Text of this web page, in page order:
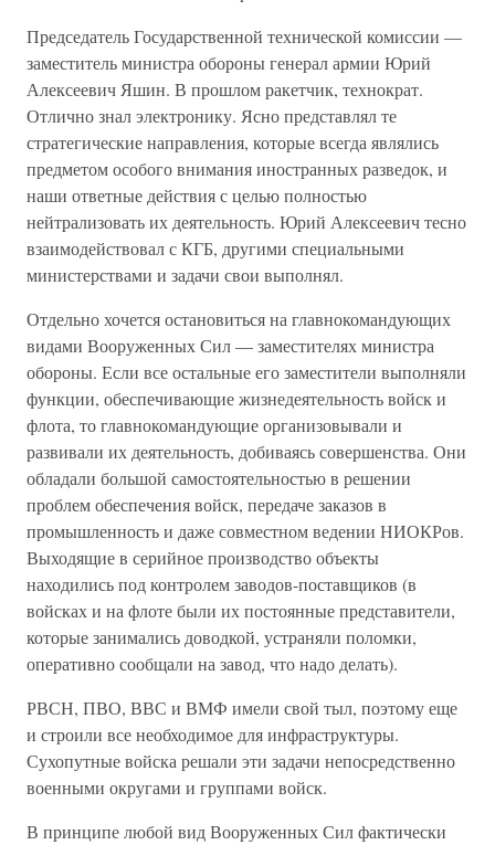
Председатель Государственной технической комиссии —
заместитель министра обороны генерал армии Юрий
Алексеевич Яшин. В прошлом ракетчик, технократ.
Отлично знал электронику. Ясно представлял те
стратегические направления, которые всегда являлись
предметом особого внимания иностранных разведок, и
наши ответные действия с целью полностью
нейтрализовать их деятельность. Юрий Алексеевич тесно
взаимодействовал с КГБ, другими специальными
министерствами и задачи свои выполнял.
Отдельно хочется остановиться на главнокомандующих
видами Вооруженных Сил — заместителях министра
обороны. Если все остальные его заместители выполняли
функции, обеспечивающие жизнедеятельность войск и
флота, то главнокомандующие организовывали и
развивали их деятельность, добиваясь совершенства. Они
обладали большой самостоятельностью в решении
проблем обеспечения войск, передаче заказов в
промышленность и даже совместном ведении НИОКРов.
Выходящие в серийное производство объекты
находились под контролем заводов-поставщиков (в
войсках и на флоте были их постоянные представители,
которые занимались доводкой, устраняли поломки,
оперативно сообщали на завод, что надо делать).
РВСН, ПВО, ВВС и ВМФ имели свой тыл, поэтому еще
и строили все необходимое для инфраструктуры.
Сухопутные войска решали эти задачи непосредственно
военными округами и группами войск.
В принципе любой вид Вооруженных Сил фактически